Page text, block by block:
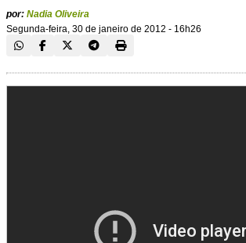
por: Nadia Oliveira
Segunda-feira, 30 de janeiro de 2012 - 16h26